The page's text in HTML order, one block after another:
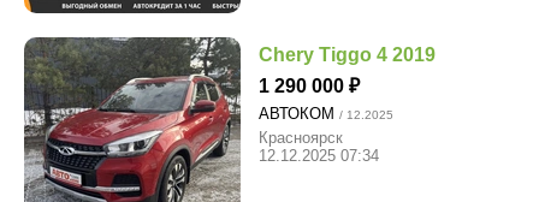
Chery Tiggo 4 2019
1 290 000
АВТОКОМ / 12.2025
Красноярск
12.12.2025 07:34